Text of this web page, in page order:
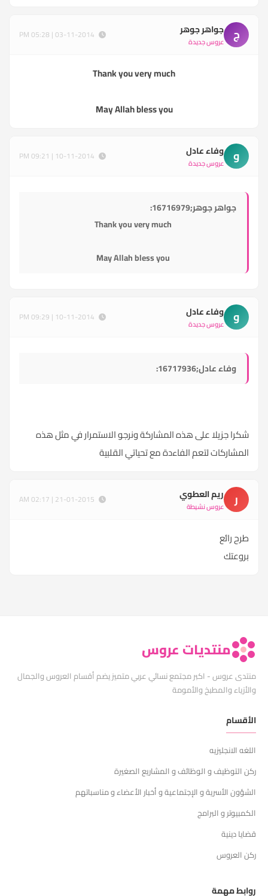
ج جواهر جوهر
عروس جديدة
Thank you very much
May Allah bless you
و وفاء عادل
عروس جديدة
جواهر جوهر;16716979:
Thank you very much
May Allah bless you
و وفاء عادل
عروس جديدة
وفاء عادل;16717936:
شكرا جزيلا على هذه المشاركة ونرجو الاستمرار في مثل هذه
المشاركات لتعم الفاءدة مع تحياتي القلبية
ر ريم العطوي
عروس نشيطة
طرح رائع
بروعتك
منتديات عروس
منتدى عروس - اكبر مجتمع نسائي عربي متميز يضم أقسام العروس والجمال
والأزياء والمطبخ والأمومة
الأقسام
اللغه الانجليزيه
ركن التوظيف و الوظائف و المشاريع الصغيرة
الشؤون الأسرية و الإجتماعية و أخبار الأعضاء و مناسباتهم
الكمبيوتر و البرامج
قضايا دينية
ركن العروس
روابط مهمة